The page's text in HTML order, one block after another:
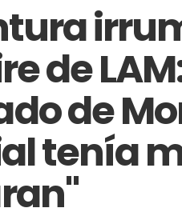
de
de
tenía